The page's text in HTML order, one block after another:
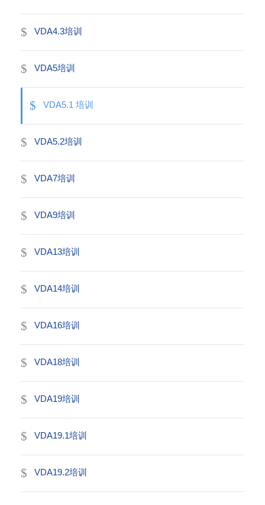
VDA4.3培训
VDA5培训
VDA5.1 培训
VDA5.2培训
VDA7培训
VDA9培训
VDA13培训
VDA14培训
VDA16培训
VDA18培训
VDA19培训
VDA19.1培训
VDA19.2培训